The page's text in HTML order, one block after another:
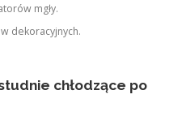
mgły.
dekoracyjnych.
chłodzące po